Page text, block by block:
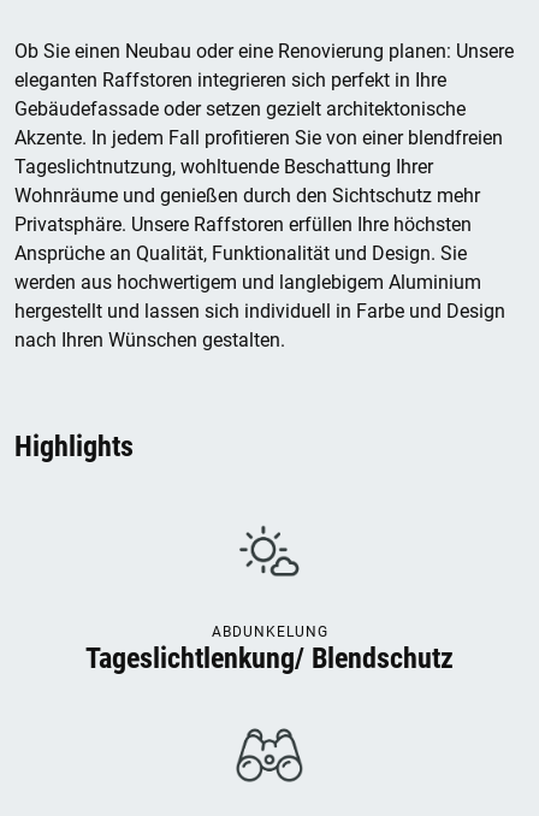
Ob Sie einen Neubau oder eine Renovierung planen: Unsere
eleganten Raffstoren integrieren sich perfekt in Ihre
Gebäudefassade oder setzen gezielt architektonische
Akzente. In jedem Fall profitieren Sie von einer blendfreien
Tageslichtnutzung, wohltuende Beschattung Ihrer
Wohnräume und genießen durch den Sichtschutz mehr
Privatsphäre. Unsere Raffstoren erfüllen Ihre höchsten
Ansprüche an Qualität, Funktionalität und Design. Sie
werden aus hochwertigem und langlebigem Aluminium
hergestellt und lassen sich individuell in Farbe und Design
nach Ihren Wünschen gestalten.
Highlights
ABDUNKELUNG
Tageslichtlenkung/ Blendschutz